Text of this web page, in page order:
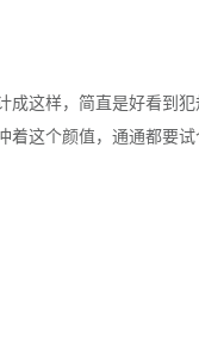
成这样，简直是好看到犯
着这个颜值，通通都要试